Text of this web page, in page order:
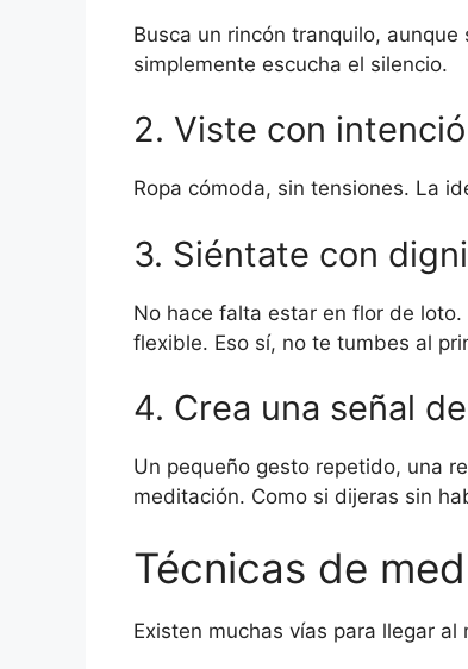
Busca un rincón tranquilo,
simplemente escucha el silencio.
2. Viste con
Ropa cómoda, sin tensiones. La
3. Siéntate con
No hace falta estar en flor de
flexible. Eso sí, no te tumbes al
4. Crea una señal
Un pequeño gesto repetido, una
meditación. Como si dijeras sin
Técnicas de
Existen muchas vías para llegar